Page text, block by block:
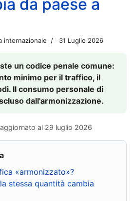
da paese a
internazionale 31 Luglio 2026
un codice penale comune:
minimo per il traffico, il
Il consumo personale di
dall'armonizzazione.
al 29 luglio 2026
«armonizzato»?
stessa quantità cambia